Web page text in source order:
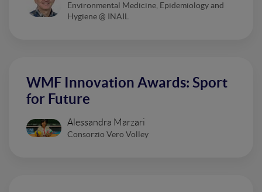
Environmental Medicine, Epidemiology and
Hygiene @ INAIL
WMF Innovation Awards: Sport
for Future
Alessandra Marzari
Consorzio Vero Volley